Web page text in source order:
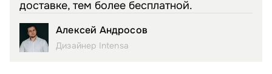
доставке, тем более бесплатной.
Алексей Андросов
Дизайнер Intensa